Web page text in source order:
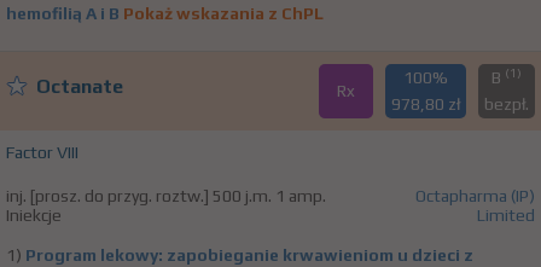
hemofilią A i B Pokaż wskazania z ChPL
Octanate Rx
100%
978,80 zł
B (1)
bezpł.
Factor VIII
inj. [prosz. do przyg. roztw.] 500 j.m. 1 amp.
Iniekcje
Octapharma (IP)
Limited
1) Program lekowy: zapobieganie krwawieniom u dzieci z